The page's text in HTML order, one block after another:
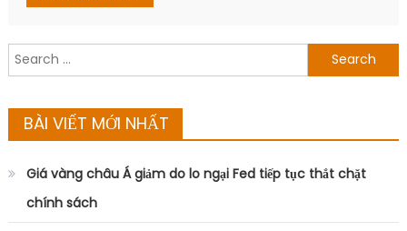
Search
for:
BÀI VIẾT MỚI NHẤT
Giá vàng châu Á giảm do lo ngại Fed tiếp tục thắt chặt
chính sách